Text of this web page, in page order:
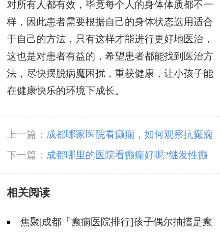
对所有人都有效，毕竟每个人的身体体质都不一
样，因此患者需要根据自己的身体状态选用适合
于自己的方法，只有这样才能进行更好地医治，
这也是对患者有益的，希望患者都能找到医治方
法，尽快摆脱病魔困扰，重获健康，让小孩子能
在健康快乐的环境下成长。
上一篇： 成都哪家医院看癫痫，如何观察抗癫痫
药物不良反应?
下一篇： 成都哪里的医院看癫痫好呢?继发性癫
痫如何诊断?
相关阅读
焦聚|成都「癫痫医院排行]孩子偶尔抽搐是癫